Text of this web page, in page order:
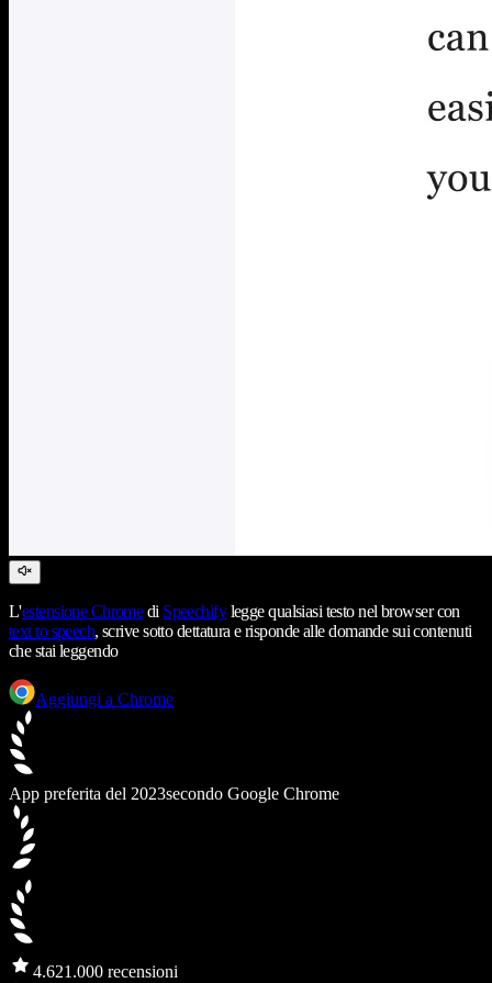
L'estensione Chromedi Speechifylegge qualsiasi testo nel browser con
text to speech, scrive sotto dettatura e risponde alle domande sui contenuti
che stai leggendo
Aggiungi a Chrome
App preferita del 2023secondo Google Chrome
4.621.000 recensioni